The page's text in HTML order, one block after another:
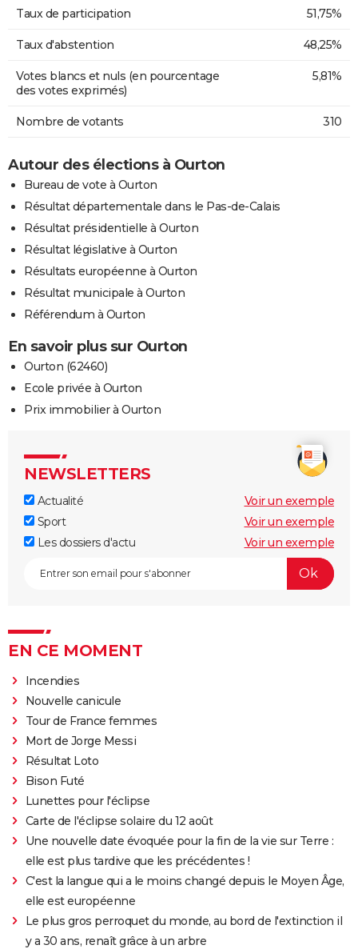
Taux de participation 51,75%
Taux d'abstention 48,25%
Votes blancs et nuls (en pourcentage
des votes exprimés)
5,81%
Nombre de votants 310
Autour des élections à Ourton
Bureau de vote à Ourton
Résultat départementale dans le Pas-de-Calais
Résultat présidentielle à Ourton
Résultat législative à Ourton
Résultats européenne à Ourton
Résultat municipale à Ourton
Référendum à Ourton
En savoir plus sur Ourton
Ourton (62460)
Ecole privée à Ourton
Prix immobilier à Ourton
NEWSLETTERS
Actualité
Voir un exemple
Sport
Voir un exemple
Les dossiers d'actu
Voir un exemple
EN CE MOMENT
Incendies
Nouvelle canicule
Tour de France femmes
Mort de Jorge Messi
Résultat Loto
Bison Futé
Lunettes pour l'éclipse
Carte de l'éclipse solaire du 12 août
Une nouvelle date évoquée pour la fin de la vie sur Terre :
elle est plus tardive que les précédentes !
C'est la langue qui a le moins changé depuis le Moyen Âge,
elle est européenne
Le plus gros perroquet du monde, au bord de l'extinction il
y a 30 ans, renaît grâce à un arbre